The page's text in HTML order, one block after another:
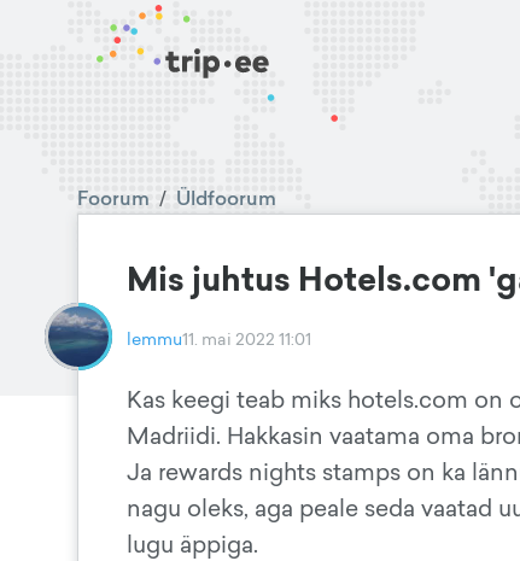
Foorum / Üldfoorum
Mis juhtus Hotels.com
lemmu11. mai 2022 11:01
Kas keegi teab miks hotels.com on
Madriidi. Hakkasin vaatama oma
Ja rewards nights stamps on ka
nagu oleks, aga peale seda vaatad
lugu äppiga.